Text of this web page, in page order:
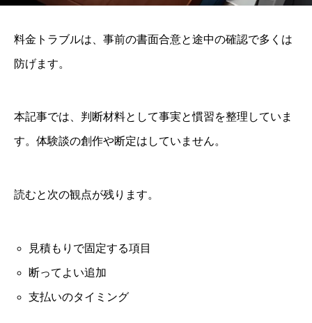
料金トラブルは、事前の書面合意と途中の確認で多くは
防げます。
本記事では、判断材料として事実と慣習を整理していま
す。体験談の創作や断定はしていません。
読むと次の観点が残ります。
見積もりで固定する項目
断ってよい追加
支払いのタイミング